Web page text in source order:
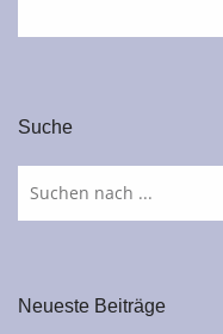
Suche
Neueste Beiträge